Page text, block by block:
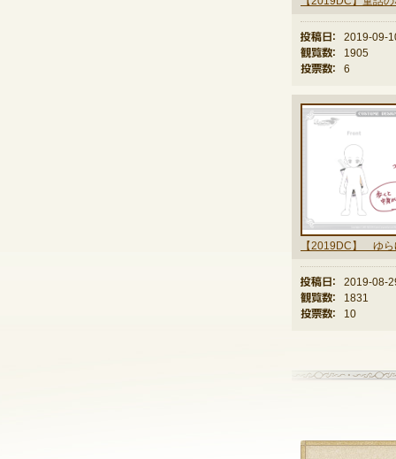
投稿日：
2019-09-
観覧数：
1905
投票数：
6
投稿日：
2019-08-
観覧数：
1831
投票数：
10